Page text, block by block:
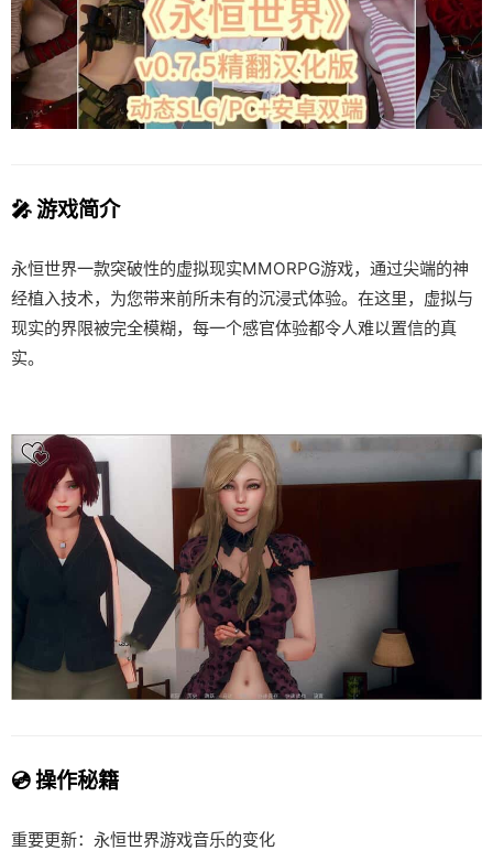
🎤 游戏简介
永恒世界一款突破性的虚拟现实MMORPG游戏，通过尖端的神
经植入技术，为您带来前所未有的沉浸式体验。在这里，虚拟与
现实的界限被完全模糊，每一个感官体验都令人难以置信的真
实。
💿 操作秘籍
重要更新：永恒世界游戏音乐的变化